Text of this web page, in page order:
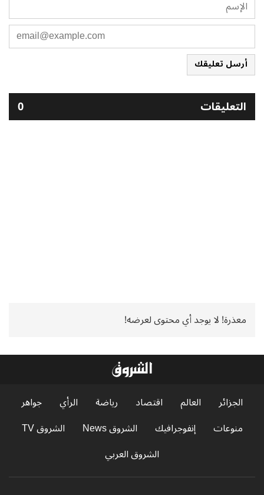
أرسل تعليقك
التعليقات 0
معذرة! لا يوجد أي محتوى لعرضه!
الجزائر العالم اقتصاد رياضة الرأي
جواهر
منوعات
إنفوجرافيك الشروق News
الشروق TV
الشروق العربي